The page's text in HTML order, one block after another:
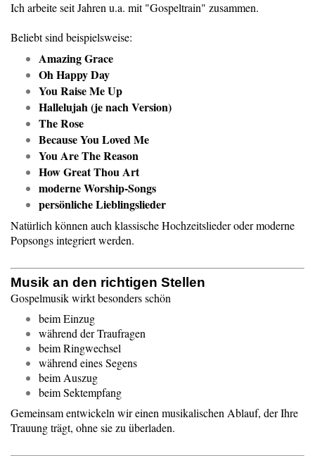
Ich arbeite seit Jahren u.a. mit "Gospeltrain" zusammen.
Beliebt sind beispielsweise:
Amazing Grace
Oh Happy Day
You Raise Me Up
Hallelujah (je nach Version)
The Rose
Because You Loved Me
You Are The Reason
How Great Thou Art
moderne Worship-Songs
persönliche Lieblingslieder
Natürlich können auch klassische Hochzeitslieder oder moderne
Popsongs integriert werden.
Musik an den richtigen Stellen
Gospelmusik wirkt besonders schön
beim Einzug
während der Traufragen
beim Ringwechsel
während eines Segens
beim Auszug
beim Sektempfang
Gemeinsam entwickeln wir einen musikalischen Ablauf, der Ihre
Trauung trägt, ohne sie zu überladen.